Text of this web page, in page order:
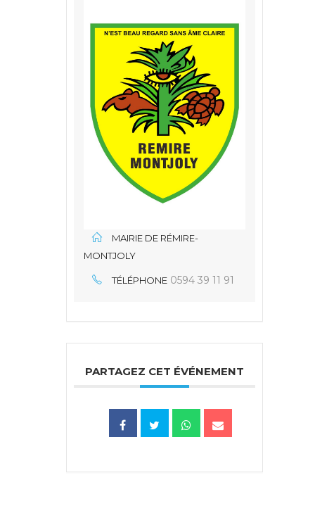
MAIRIE DE RÉMIRE-
MONTJOLY
TÉLÉPHONE 0594 39 11 91
PARTAGEZ CET ÉVÉNEMENT